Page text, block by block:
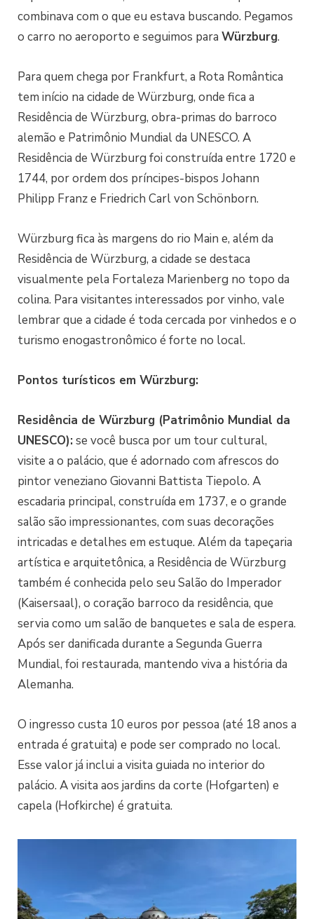
combinava com o que eu estava buscando. Pegamos
o carro no aeroporto e seguimos para Würzburg.
Para quem chega por Frankfurt, a Rota Romântica
tem início na cidade de Würzburg, onde fica a
Residência de Würzburg, obra-primas do barroco
alemão e Patrimônio Mundial da UNESCO. A
Residência de Würzburg foi construída entre 1720 e
1744, por ordem dos príncipes-bispos Johann
Philipp Franz e Friedrich Carl von Schönborn.
Würzburg fica às margens do rio Main e, além da
Residência de Würzburg, a cidade se destaca
visualmente pela Fortaleza Marienberg no topo da
colina. Para visitantes interessados por vinho, vale
lembrar que a cidade é toda cercada por vinhedos e o
turismo enogastronômico é forte no local.
Pontos turísticos em Würzburg:
Residência de Würzburg (Patrimônio Mundial da
UNESCO):se você busca por um tour cultural,
visite a o palácio, que é adornado com afrescos do
pintor veneziano Giovanni Battista Tiepolo. A
escadaria principal, construída em 1737, e o grande
salão são impressionantes, com suas decorações
intricadas e detalhes em estuque. Além da tapeçaria
artística e arquitetônica, a Residência de Würzburg
também é conhecida pelo seu Salão do Imperador
(Kaisersaal), o coração barroco da residência, que
servia como um salão de banquetes e sala de espera.
Após ser danificada durante a Segunda Guerra
Mundial, foi restaurada, mantendo viva a história da
Alemanha.
O ingresso custa 10 euros por pessoa (até 18 anos a
entrada é gratuita) e pode ser comprado no local.
Esse valor já inclui a visita guiada no interior do
palácio. A visita aos jardins da corte (Hofgarten) e
capela (Hofkirche) é gratuita.